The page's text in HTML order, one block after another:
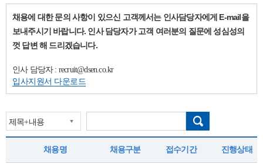
채용에 대한 문의 사항이 있으신 고객께서는 인사담당자에게 E-mail을
보내주시기 바랍니다. 인사 담당자가 고객 여러분의 질문에 성심성의
껏 답변 해 드리겠습니다.
인사 담당자 : recruit@dsen.co.kr
입사지원서 다운로드
채용명 채용구분 접수기간 진행상태